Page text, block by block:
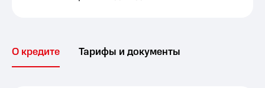
О кредите Тарифы и документы